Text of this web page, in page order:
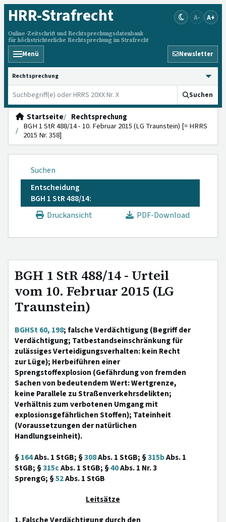
HRR-Strafrecht
Online-Zeitschrift und Rechtsprechungsdatenbank
für höchstrichterliche Rechtsprechung im Strafrecht
A- A+
Menü Newsletter
HRRS durchsuchen
Suchen
Startseite
Rechtsprechung
BGH 1 StR 488/14 - 10. Februar 2015 (LG Traunstein) [= HRRS
2015 Nr. 358]
Suchen
Entscheidung
BGH 1 StR 488/14:
Druckansicht
PDF-Download
BGH 1 StR 488/14 - Urteil
vom 10. Februar 2015 (LG
Traunstein)
BGHSt 60, 198; falsche Verdächtigung (Begriff der
Verdächtigung; Tatbestandseinschränkung für
zulässiges Verteidigungsverhalten: kein Recht
zur Lüge); Herbeiführen einer
Sprengstoffexplosion (Gefährdung von fremden
Sachen von bedeutendem Wert: Wertgrenze,
keine Parallele zu Straßenverkehrsdelikten;
Verhältnis zum verbotenen Umgang mit
explosionsgefährlichen Stoffen); Tateinheit
(Voraussetzungen der natürlichen
Handlungseinheit).
§164Abs. 1 StGB; §308Abs. 1 StGB; §315bAbs. 1
StGB; §315cAbs. 1 StGB; §40Abs. 1 Nr. 3
SprengG; §52Abs. 1 StGB
Leitsätze